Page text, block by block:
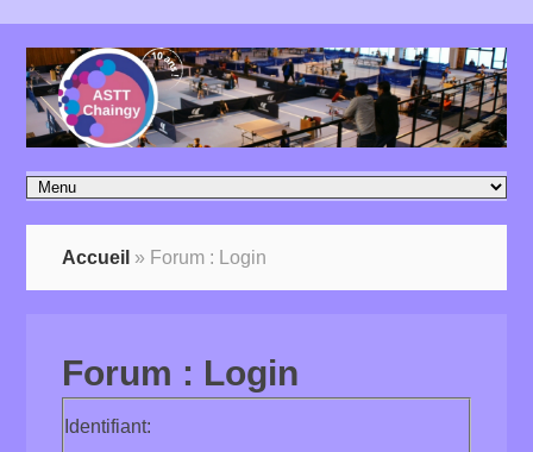
Accueil » Forum : Login
Forum : Login
Identifiant: